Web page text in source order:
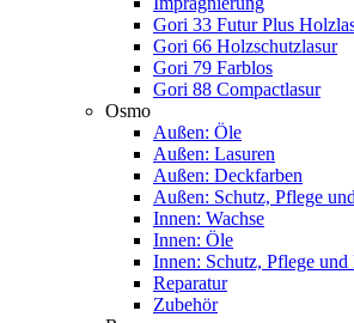
Gori 33 Futur Plus
Gori 66 Holzschutzlasur
Gori 79 Farblos
Gori 88 Compactlasur
Osmo
Außen: Öle
Außen: Lasuren
Außen: Deckfarben
Außen: Schutz, Pflege
Innen: Wachse
Innen: Öle
Innen: Schutz, Pflege
Reparatur
Zubehör